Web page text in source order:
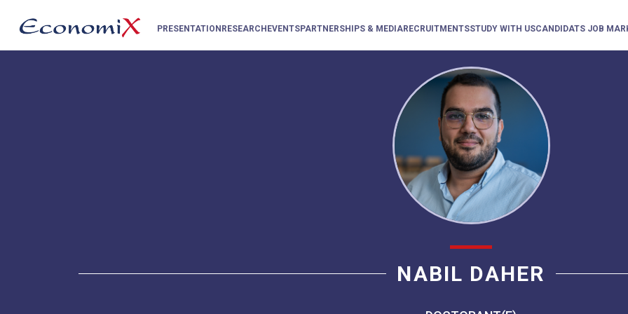
PRESENTATIONRESEARCHEVENTSPARTNERSHIPS & MEDIARECRUITMENTSSTUDY WITH USCANDIDATS JOB
NABIL DAHER